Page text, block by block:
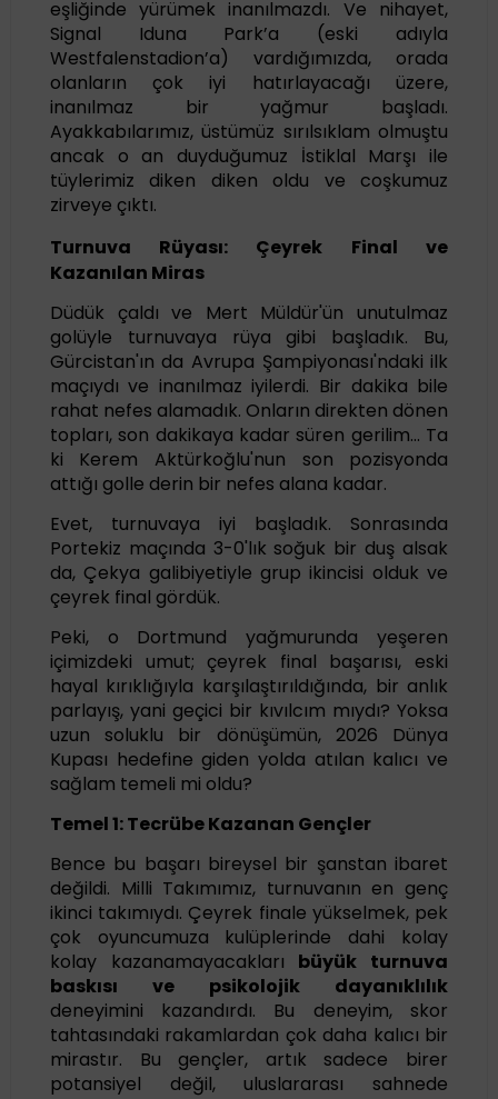
eşliğinde yürümek inanılmazdı. Ve nihayet,
Signal Iduna Park’a (eski adıyla
Westfalenstadion’a) vardığımızda, orada
olanların çok iyi hatırlayacağı üzere,
inanılmaz bir yağmur başladı.
Ayakkabılarımız, üstümüz sırılsıklam olmuştu
ancak o an duyduğumuz İstiklal Marşı ile
tüylerimiz diken diken oldu ve coşkumuz
zirveye çıktı.
Turnuva Rüyası: Çeyrek Final ve
Kazanılan Miras
Düdük çaldı ve Mert Müldür'ün unutulmaz
golüyle turnuvaya rüya gibi başladık. Bu,
Gürcistan'ın da Avrupa Şampiyonası'ndaki ilk
maçıydı ve inanılmaz iyilerdi. Bir dakika bile
rahat nefes alamadık. Onların direkten dönen
topları, son dakikaya kadar süren gerilim... Ta
ki Kerem Aktürkoğlu'nun son pozisyonda
attığı golle derin bir nefes alana kadar.
Evet, turnuvaya iyi başladık. Sonrasında
Portekiz maçında 3-0'lık soğuk bir duş alsak
da, Çekya galibiyetiyle grup ikincisi olduk ve
çeyrek final gördük.
Peki, o Dortmund yağmurunda yeşeren
içimizdeki umut; çeyrek final başarısı, eski
hayal kırıklığıyla karşılaştırıldığında, bir anlık
parlayış, yani geçici bir kıvılcım mıydı? Yoksa
uzun soluklu bir dönüşümün, 2026 Dünya
Kupası hedefine giden yolda atılan kalıcı ve
sağlam temeli mi oldu?
Temel 1: Tecrübe Kazanan Gençler
Bence bu başarı bireysel bir şanstan ibaret
değildi. Milli Takımımız, turnuvanın en genç
ikinci takımıydı. Çeyrek finale yükselmek, pek
çok oyuncumuza kulüplerinde dahi kolay
kolay kazanamayacakları büyük turnuva
baskısı ve psikolojik dayanıklılık
deneyimini kazandırdı. Bu deneyim, skor
tahtasındaki rakamlardan çok daha kalıcı bir
mirastır. Bu gençler, artık sadece birer
potansiyel değil, uluslararası sahnede